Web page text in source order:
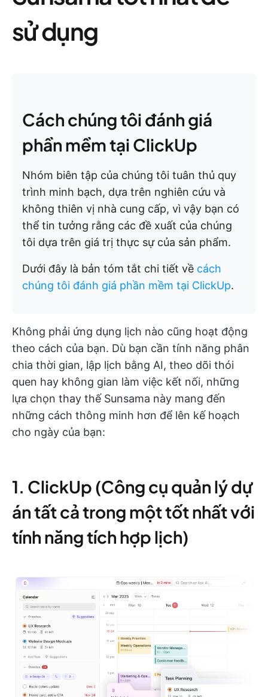
sử dụng
Cách chúng tôi đánh giá
phần mềm tại ClickUp
Nhóm biên tập của chúng tôi tuân thủ quy
trình minh bạch, dựa trên nghiên cứu và
không thiên vị nhà cung cấp, vì vậy bạn có
thể tin tưởng rằng các đề xuất của chúng
tôi dựa trên giá trị thực sự của sản phẩm.
Dưới đây là bản tóm tắt chi tiết về cách
chúng tôi đánh giá phần mềm tại ClickUp.
Không phải ứng dụng lịch nào cũng hoạt động
theo cách của bạn. Dù bạn cần tính năng phân
chia thời gian, lập lịch bằng AI, theo dõi thói
quen hay không gian làm việc kết nối, những
lựa chọn thay thế Sunsama này mang đến
những cách thông minh hơn để lên kế hoạch
cho ngày của bạn:
1. ClickUp (Công cụ quản lý dự
án tất cả trong một tốt nhất với
tính năng tích hợp lịch)